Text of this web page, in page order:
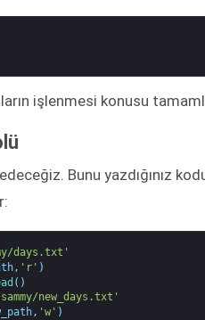
işlenmesi konusu
Bunu yazdığınız
days.txt'
, 'r' )
( )
new_days.txt'
, 'w' )